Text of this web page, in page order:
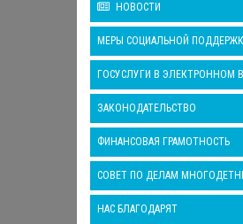
НОВОСТИ
МЕРЫ СОЦИАЛЬНОЙ
ГОСУСЛУГИ В ЭЛЕКТРОННОМ
ЗАКОНОДАТЕЛЬСТВО
ФИНАНСОВАЯ ГРАМОТНОСТЬ
СОВЕТ ПО ДЕЛАМ
НАС БЛАГОДАРЯТ